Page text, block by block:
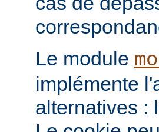
Le module
implémente
alternatives :